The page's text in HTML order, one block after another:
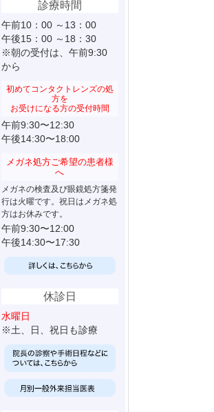
診療時間
午前10：00 ～13：00
午後15：00 ～18：30
※朝の受付は、午前9:30
から
初めてコンタクトレンズの処
方を
お受けになる方の受付時間
午前9:30〜12:30
午後14:30〜18:00
メガネ処方ご希望の患者様
へ
メガネの検査及び眼鏡処方箋発
行は火曜です。祝日はメガネ処
方はお休みです。
午前9:30〜12:00
午後14:30〜17:30
休診日
水曜日
※土、日、祝日も診療